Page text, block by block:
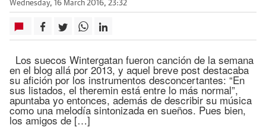
Wednesday, 16 March 2016, 23:32
Los suecos Wintergatan fueron canción de la semana
en el blog allá por 2013, y aquel breve post destacaba
su afición por los instrumentos desconcertantes: “En
sus listados, el theremin está entre lo más normal”,
apuntaba yo entonces, además de describir su música
como una melodía sintonizada en sueños. Pues bien,
los amigos de […]